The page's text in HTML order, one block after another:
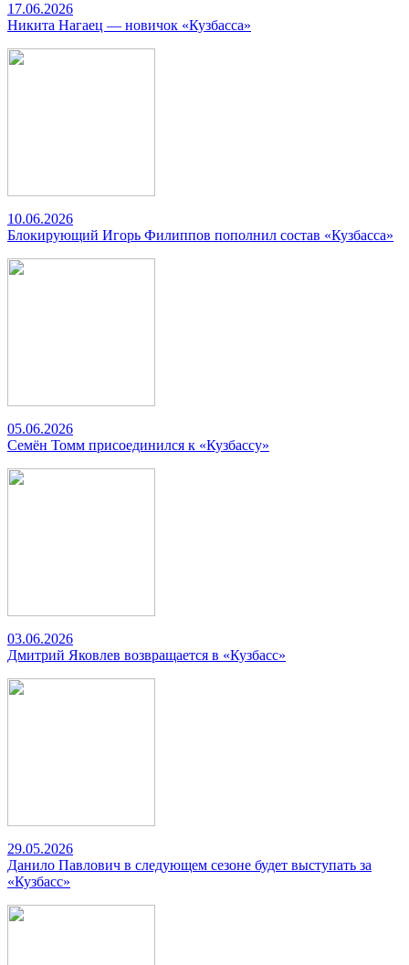
17.06.2026
Никита Нагаец — новичок «Кузбасса»
10.06.2026
Блокирующий Игорь Филиппов пополнил состав «Кузбасса»
05.06.2026
Семён Томм присоединился к «Кузбассу»
03.06.2026
Дмитрий Яковлев возвращается в «Кузбасс»
29.05.2026
Данило Павлович в следующем сезоне будет выступать за
«Кузбасс»